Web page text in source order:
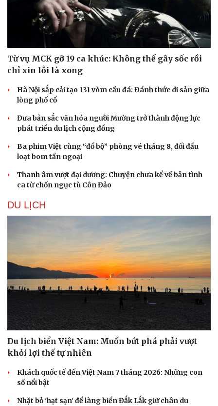
Doanh nghiệp
Thông tin doanh nghiệp
Doanh nghiệp 24h
Vì cộng đồng
Công nghệ
Sành điệu
Tin Công nghệ
Trải nghiệm
Chuyển đổi số
Từ vụ MCK gỡ 19 ca khúc: Không thể gây sốc rồi
chỉ xin lỗi là xong
Hà Nội sắp cải tạo 131 vòm cầu đá: Đánh thức di sản giữa
lòng phố cổ
Đưa bản sắc văn hóa người Mường trở thành động lực
phát triển du lịch cộng đồng
Ba phim Việt cùng “đổ bộ” phòng vé tháng 8, đối đầu
loạt bom tấn ngoại
Thanh âm vượt đại dương: Chuyện chưa kể về bản tình
ca từ chốn ngục tù Côn Đảo
DU LỊCH
Du lịch biển Việt Nam: Muốn bứt phá phải vượt
khỏi lợi thế tự nhiên
Khách quốc tế đến Việt Nam 7 tháng 2026: Những con
số nổi bật
Nhặt bỏ 'hạt sạn' để làng biển Đắk Lắk giữ chân du